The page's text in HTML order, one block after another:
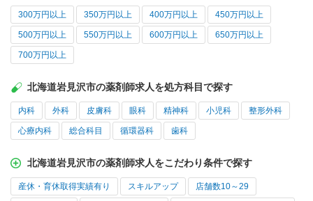
300万円以上 350万円以上 400万円以上 450万円以上
500万円以上 550万円以上 600万円以上 650万円以上
700万円以上
北海道岩見沢市の薬剤師求人を処方科目で探す
内科 外科 皮膚科 眼科 精神科 小児科 整形外科
心療内科 総合科目 循環器科 歯科
北海道岩見沢市の薬剤師求人をこだわり条件で探す
産休・育休取得実績有り スキルアップ 店舗数10～29